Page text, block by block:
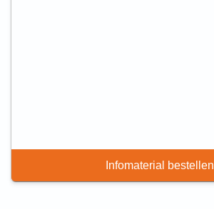
Infomaterial bestellen